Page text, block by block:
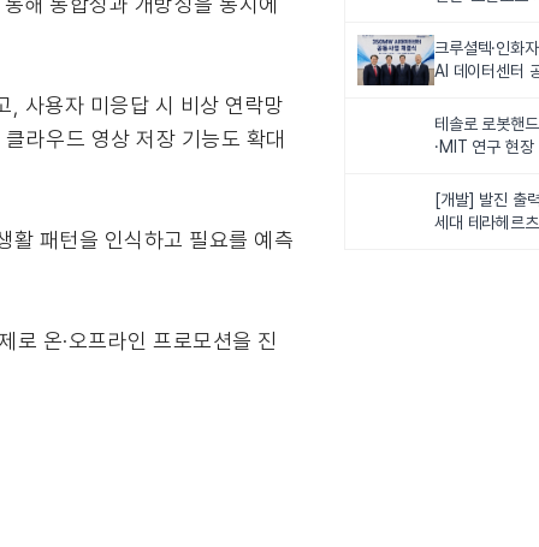
사용자 미응답 시 비상 연락망
라우드 영상 저장 기능도 확대
활 패턴을 인식하고 필요를 예측
온·오프라인 프로모션을 진
크루셜텍·인화
AI 데이터센터
테솔로 로봇핸
·MIT 연구 현
화
[개발] 발진 출
세대 테라헤르